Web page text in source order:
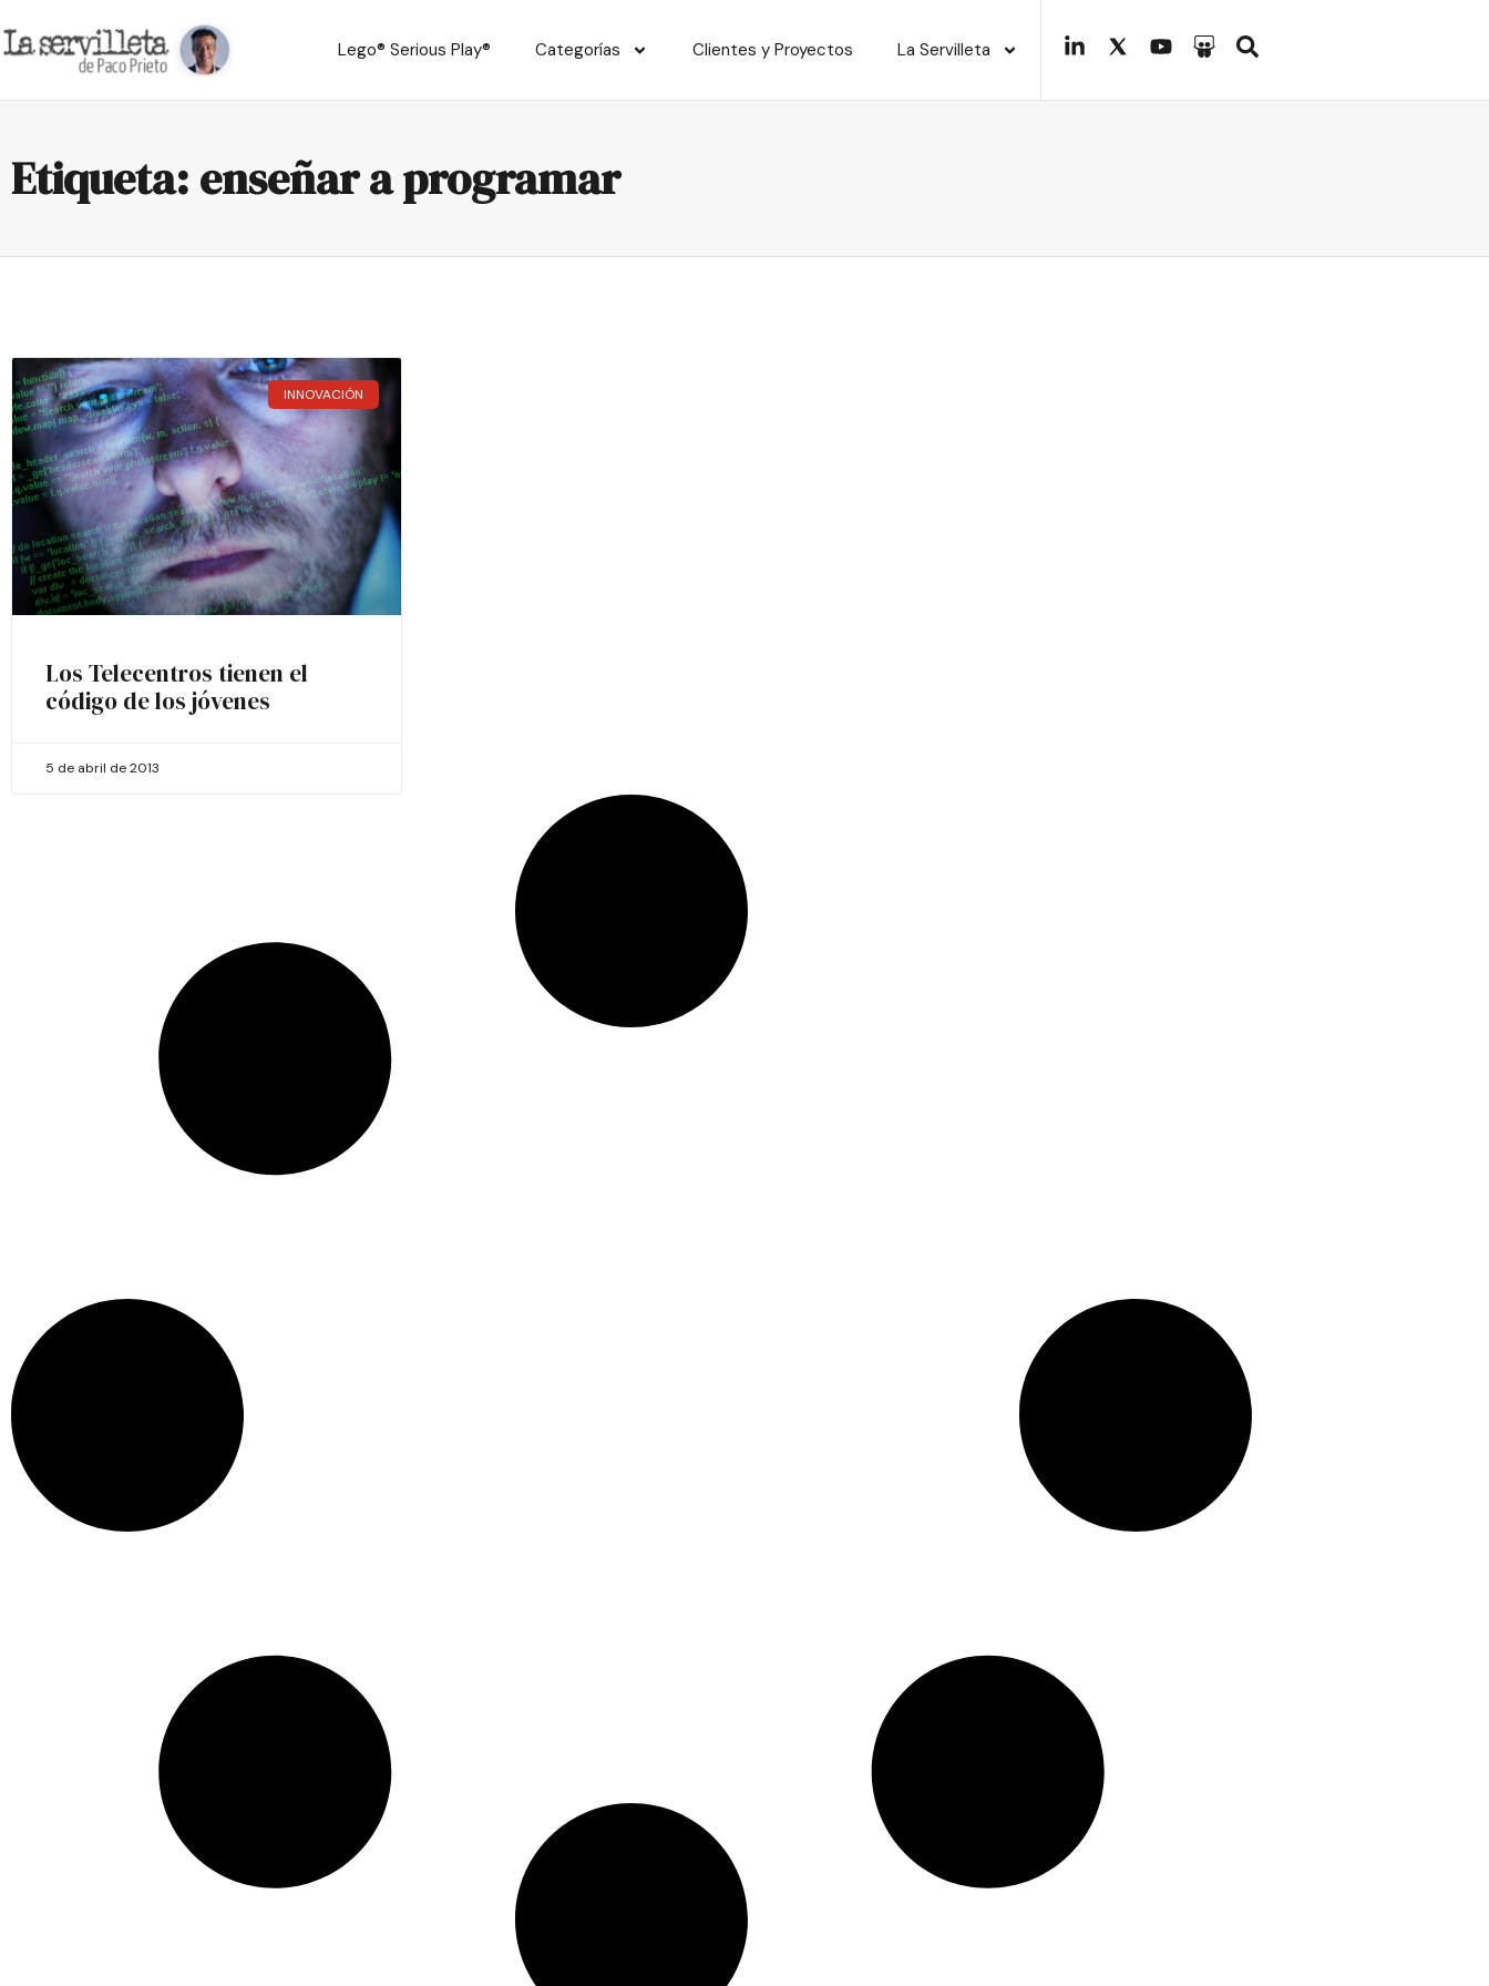
Lego® Serious Play® Categorías Clientes y Proyectos La Servilleta
Etiqueta: enseñar a programar
INNOVACIÓN
Los Telecentros tienen el
código de los jóvenes
5 de abril de 2013